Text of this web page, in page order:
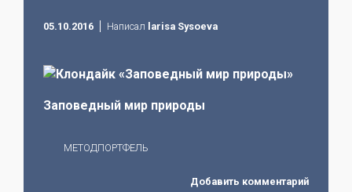
05.10.2016 Написал larisa Sysoeva
Заповедный мир природы
МЕТОДПОРТФЕЛЬ
Добавить комментарий